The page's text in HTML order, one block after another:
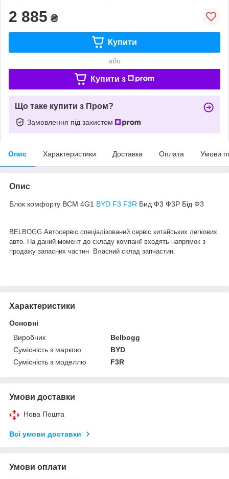
2 885 ₴
Купити
або
Купити з
Що таке купити з Пром?
Замовлення під захистом
Опис Характеристики Доставка Оплата Умови
Опис
Блок комфорту BCM 4G1 BYD F3 F3R Бид Ф3 Ф3Р Бід Ф3
BELBOGG Автосервіс спеціалізований сервіс китайських легкових
авто. На даний момент до складу компанії входять напрямок з
продажу запасних частин Власний склад запчастин.
Характеристики
Основні
Виробник
Belbogg
Сумісність з маркою
BYD
Сумісність з моделлю
F3R
Умови доставки
Нова Пошта
Всі умови доставки
Умови оплати